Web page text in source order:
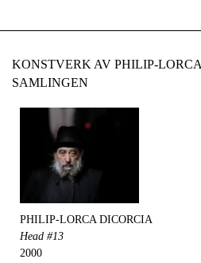
KONSTVERK AV PHILIP-
SAMLINGEN
PHILIP-LORCA DICORCIA
Head #13
2000